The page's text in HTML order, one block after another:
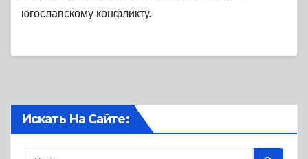
югославскому конфликту.
Искать На Сайте: